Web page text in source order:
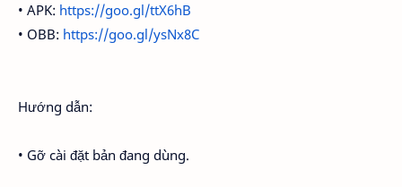
• APK: https://goo.gl/ttX6hB
• OBB: https://goo.gl/ysNx8C
Hướng dẫn:
• Gỡ cài đặt bản đang dùng.